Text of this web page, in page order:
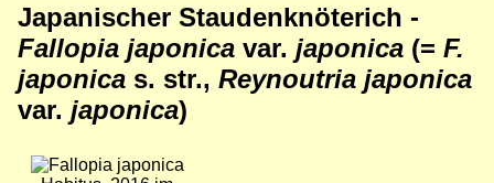
Japanischer Staudenknöterich -
Fallopia japonica var. japonica (= F.
japonica s. str., Reynoutria japonica
var. japonica)
Bild